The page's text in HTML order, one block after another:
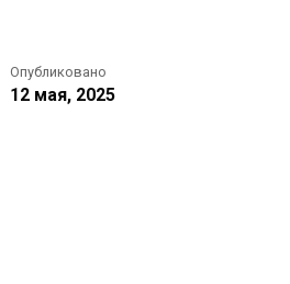
Опубликовано
12 мая, 2025